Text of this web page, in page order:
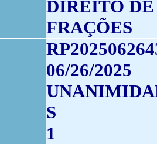
DIREITO DE
FRAÇÕES
06/26/2025
S
1